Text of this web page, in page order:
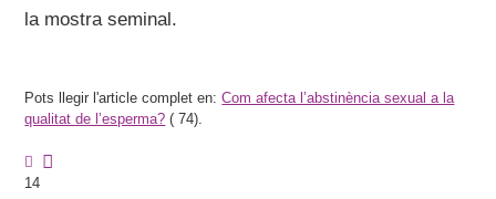
la mostra seminal.
Pots llegir l'article complet en:Com afecta l’abstinència sexual a la
qualitat de l’esperma? ( 74).
14